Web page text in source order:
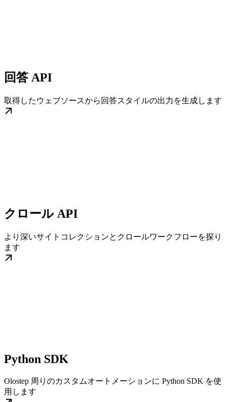
回答 API
取得したウェブソースから回答スタイルの出力を生成します
クロール API
より深いサイトコレクションとクロールワークフローを探り
ます
Python SDK
Olostep 周りのカスタムオートメーションに Python SDK を使
用します